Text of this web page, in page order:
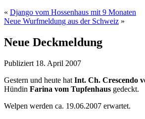
« Django vom Hossenhaus mit 9 Monaten
Neue Wurfmeldung aus der Schweiz »
Neue Deckmeldung
Publiziert 18. April 2007
Gestern und heute hat Int. Ch. Crescendo
Hündin Farina vom Tupfenhaus gedeckt.
Welpen werden ca. 19.06.2007 erwartet.